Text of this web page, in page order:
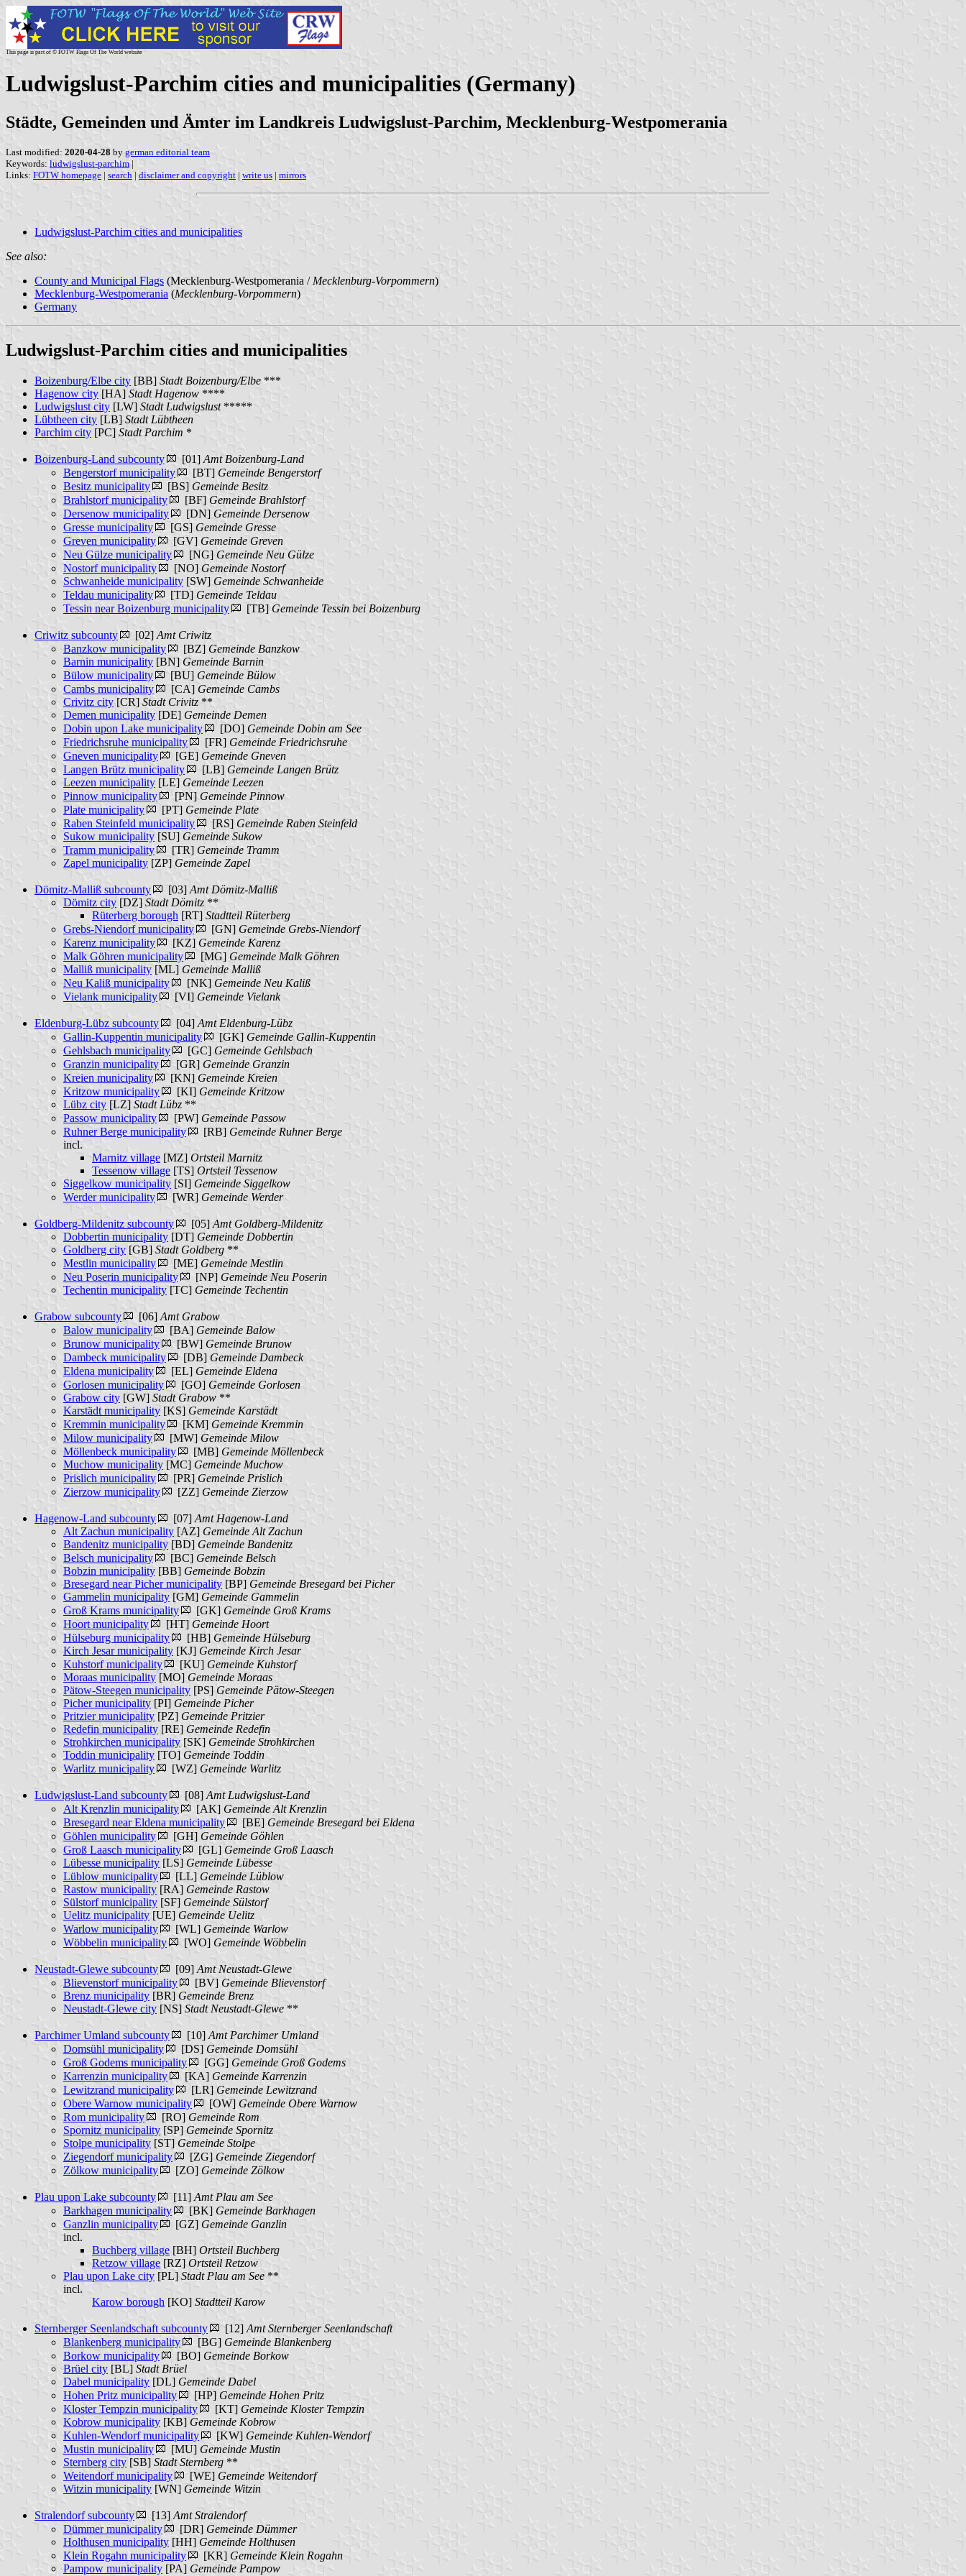
This page is part of © FOTW Flags Of The World website
Ludwigslust-Parchim cities and municipalities (Germany)
Städte, Gemeinden und Ämter im Landkreis Ludwigslust-Parchim, Mecklenburg-Westpomerania
Last modified: 2020-04-28 by german editorial team
Keywords: ludwigslust-parchim |
Links: FOTW homepage | search | disclaimer and copyright | write us | mirrors
Ludwigslust-Parchim cities and municipalities
See also:
County and Municipal Flags (Mecklenburg-Westpomerania / Mecklenburg-Vorpommern)
Mecklenburg-Westpomerania (Mecklenburg-Vorpommern)
Germany
Ludwigslust-Parchim cities and municipalities
Boizenburg/Elbe city [BB] Stadt Boizenburg/Elbe ***
Hagenow city [HA] Stadt Hagenow ****
Ludwigslust city [LW] Stadt Ludwigslust*****
Lübtheen city [LB] Stadt Lübtheen
Parchim city [PC] Stadt Parchim *
Boizenburg-Land subcounty [01] Amt Boizenburg-Land
Bengerstorf municipality
[BT] Gemeinde Bengerstorf
Besitz municipality
[BS] Gemeinde Besitz
Brahlstorf municipality
[BF] Gemeinde Brahlstorf
Dersenow municipality
[DN] Gemeinde Dersenow
Gresse municipality
[GS] Gemeinde Gresse
Greven municipality
[GV] Gemeinde Greven
Neu Gülze municipality
[NG] Gemeinde Neu Gülze
Nostorf municipality
[NO] Gemeinde Nostorf
Schwanheide municipality [SW] Gemeinde Schwanheide
Teldau municipality
[TD] Gemeinde Teldau
Tessin near Boizenburg municipality
[TB] Gemeinde Tessin bei Boizenburg
Criwitz subcounty [02] Amt Criwitz
Banzkow municipality
[BZ] Gemeinde Banzkow
Barnin municipality [BN] Gemeinde Barnin
Bülow municipality
[BU] Gemeinde Bülow
Cambs municipality
[CA] Gemeinde Cambs
Crivitz city [CR] Stadt Crivitz **
Demen municipality [DE] Gemeinde Demen
Dobin upon Lake municipality
[DO] Gemeinde Dobin am See
Friedrichsruhe municipality
[FR] Gemeinde Friedrichsruhe
Gneven municipality
[GE] Gemeinde Gneven
Langen Brütz municipality
[LB] Gemeinde Langen Brütz
Leezen municipality [LE] Gemeinde Leezen
Pinnow municipality
[PN] Gemeinde Pinnow
Plate municipality
[PT] Gemeinde Plate
Raben Steinfeld municipality
[RS] Gemeinde Raben Steinfeld
Sukow municipality [SU] Gemeinde Sukow
Tramm municipality
[TR] Gemeinde Tramm
Zapel municipality [ZP] Gemeinde Zapel
Dömitz-Malliß subcounty [03] Amt Dömitz-Malliß
Dömitz city [DZ] Stadt Dömitz **
Rüterberg borough [RT] Stadtteil Rüterberg
Grebs-Niendorf municipality
[GN] Gemeinde Grebs-Niendorf
Karenz municipality
[KZ] Gemeinde Karenz
Malk Göhren municipality
[MG] Gemeinde Malk Göhren
Malliß municipality [ML] Gemeinde Malliß
Neu Kaliß municipality
[NK] Gemeinde Neu Kaliß
Vielank municipality
[VI] Gemeinde Vielank
Eldenburg-Lübz subcounty [04] Amt Eldenburg-Lübz
Gallin-Kuppentin municipality
[GK] Gemeinde Gallin-Kuppentin
Gehlsbach municipality
[GC] Gemeinde Gehlsbach
Granzin municipality
[GR] Gemeinde Granzin
Kreien municipality
[KN] Gemeinde Kreien
Kritzow municipality
[KI] Gemeinde Kritzow
Lübz city [LZ] Stadt Lübz **
Passow municipality
[PW] Gemeinde Passow
Ruhner Berge municipality
[RB] Gemeinde Ruhner Berge
incl.
Marnitz village [MZ] Ortsteil Marnitz
Tessenow village [TS] Ortsteil Tessenow
Siggelkow municipality [SI] Gemeinde Siggelkow
Werder municipality
[WR] Gemeinde Werder
Goldberg-Mildenitz subcounty [05] Amt Goldberg-Mildenitz
Dobbertin municipality [DT] Gemeinde Dobbertin
Goldberg city [GB] Stadt Goldberg **
Mestlin municipality
[ME] Gemeinde Mestlin
Neu Poserin municipality
[NP] Gemeinde Neu Poserin
Techentin municipality [TC] Gemeinde Techentin
Grabow subcounty [06] Amt Grabow
Balow municipality
[BA] Gemeinde Balow
Brunow municipality
[BW] Gemeinde Brunow
Dambeck municipality
[DB] Gemeinde Dambeck
Eldena municipality
[EL] Gemeinde Eldena
Gorlosen municipality
[GO] Gemeinde Gorlosen
Grabow city [GW] Stadt Grabow **
Karstädt municipality [KS] Gemeinde Karstädt
Kremmin municipality
[KM] Gemeinde Kremmin
Milow municipality
[MW] Gemeinde Milow
Möllenbeck municipality
[MB] Gemeinde Möllenbeck
Muchow municipality [MC] Gemeinde Muchow
Prislich municipality
[PR] Gemeinde Prislich
Zierzow municipality
[ZZ] Gemeinde Zierzow
Hagenow-Land subcounty [07] Amt Hagenow-Land
Alt Zachun municipality [AZ] Gemeinde Alt Zachun
Bandenitz municipality [BD] Gemeinde Bandenitz
Belsch municipality
[BC] Gemeinde Belsch
Bobzin municipality [BB] Gemeinde Bobzin
Bresegard near Picher municipality [BP] Gemeinde Bresegard bei Picher
Gammelin municipality [GM] Gemeinde Gammelin
Groß Krams municipality
[GK] Gemeinde Groß Krams
Hoort municipality
[HT] Gemeinde Hoort
Hülseburg municipality
[HB] Gemeinde Hülseburg
Kirch Jesar municipality [KJ] Gemeinde Kirch Jesar
Kuhstorf municipality
[KU] Gemeinde Kuhstorf
Moraas municipality [MO] Gemeinde Moraas
Pätow-Steegen municipality [PS] Gemeinde Pätow-Steegen
Picher municipality [PI] Gemeinde Picher
Pritzier municipality [PZ] Gemeinde Pritzier
Redefin municipality [RE] Gemeinde Redefin
Strohkirchen municipality [SK] Gemeinde Strohkirchen
Toddin municipality [TO] Gemeinde Toddin
Warlitz municipality
[WZ] Gemeinde Warlitz
Ludwigslust-Land subcounty [08] Amt Ludwigslust-Land
Alt Krenzlin municipality
[AK] Gemeinde Alt Krenzlin
Bresegard near Eldena municipality
[BE] Gemeinde Bresegard bei Eldena
Göhlen municipality
[GH] Gemeinde Göhlen
Groß Laasch municipality
[GL] Gemeinde Groß Laasch
Lübesse municipality [LS] Gemeinde Lübesse
Lüblow municipality
[LL] Gemeinde Lüblow
Rastow municipality [RA] Gemeinde Rastow
Sülstorf municipality [SF] Gemeinde Sülstorf
Uelitz municipality [UE] Gemeinde Uelitz
Warlow municipality
[WL] Gemeinde Warlow
Wöbbelin municipality
[WO] Gemeinde Wöbbelin
Neustadt-Glewe subcounty [09] Amt Neustadt-Glewe
Blievenstorf municipality
[BV] Gemeinde Blievenstorf
Brenz municipality [BR] Gemeinde Brenz
Neustadt-Glewe city [NS] Stadt Neustadt-Glewe **
Parchimer Umland subcounty [10] Amt Parchimer Umland
Domsühl municipality
[DS] Gemeinde Domsühl
Groß Godems municipality
[GG] Gemeinde Groß Godems
Karrenzin municipality
[KA] Gemeinde Karrenzin
Lewitzrand municipality
[LR] Gemeinde Lewitzrand
Obere Warnow municipality
[OW] Gemeinde Obere Warnow
Rom municipality
[RO] Gemeinde Rom
Spornitz municipality [SP] Gemeinde Spornitz
Stolpe municipality [ST] Gemeinde Stolpe
Ziegendorf municipality
[ZG] Gemeinde Ziegendorf
Zölkow municipality
[ZO] Gemeinde Zölkow
Plau upon Lake subcounty [11] Amt Plau am See
Barkhagen municipality
[BK] Gemeinde Barkhagen
Ganzlin municipality
[GZ] Gemeinde Ganzlin
incl.
Buchberg village [BH] Ortsteil Buchberg
Retzow village [RZ] Ortsteil Retzow
Plau upon Lake city [PL] Stadt Plau am See **
incl.
Karow borough [KO] Stadtteil Karow
Sternberger Seenlandschaft subcounty [12] Amt Sternberger Seenlandschaft
Blankenberg municipality
[BG] Gemeinde Blankenberg
Borkow municipality
[BO] Gemeinde Borkow
Brüel city [BL] Stadt Brüel
Dabel municipality [DL] Gemeinde Dabel
Hohen Pritz municipality
[HP] Gemeinde Hohen Pritz
Kloster Tempzin municipality
[KT] Gemeinde Kloster Tempzin
Kobrow municipality [KB] Gemeinde Kobrow
Kuhlen-Wendorf municipality
[KW] Gemeinde Kuhlen-Wendorf
Mustin municipality
[MU] Gemeinde Mustin
Sternberg city [SB] Stadt Sternberg **
Weitendorf municipality
[WE] Gemeinde Weitendorf
Witzin municipality [WN] Gemeinde Witzin
Stralendorf subcounty [13] Amt Stralendorf
Dümmer municipality
[DR] Gemeinde Dümmer
Holthusen municipality [HH] Gemeinde Holthusen
Klein Rogahn municipality
[KR] Gemeinde Klein Rogahn
Pampow municipality [PA] Gemeinde Pampow